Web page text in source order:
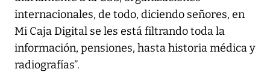
internacionales, de todo, diciendo señores, en
Mi Caja Digital se les está filtrando toda la
información, pensiones, hasta historia médica y
radiografías”.